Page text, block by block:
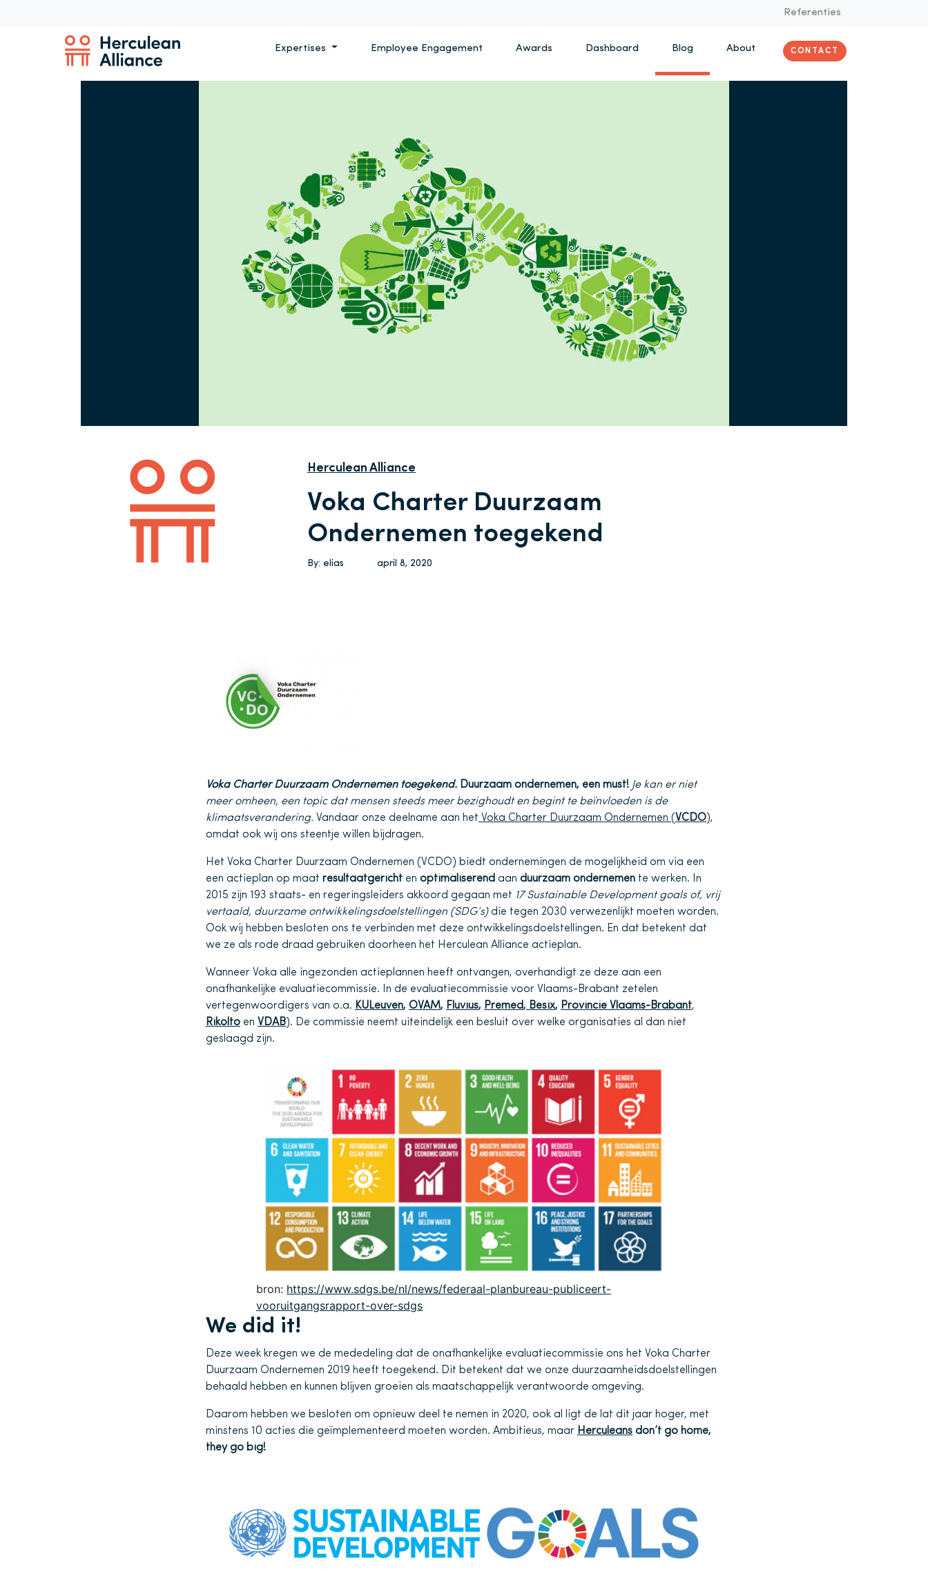
Referenties
Expertises Employee Engagement Awards Dashboard Blog About CONTACT
Herculean Alliance
Voka Charter Duurzaam
Ondernemen toegekend
By: elias april 8, 2020
Voka Charter Duurzaam Ondernemen toegekend. Duurzaam ondernemen, een must! Je kan er niet
meer omheen, een topic dat mensen steeds meer bezighoudt en begint te beïnvloeden is de
klimaatsverandering. Vandaar onze deelname aan het Voka Charter Duurzaam Ondernemen (VCDO),
omdat ook wij ons steentje willen bijdragen.
Het Voka Charter Duurzaam Ondernemen (VCDO) biedt ondernemingen de mogelijkheid om via een
een actieplan op maat resultaatgericht en optimaliserend aan duurzaam ondernemen te werken. In
2015 zijn 193 staats- en regeringsleiders akkoord gegaan met 17 Sustainable Development goals of, vrij
vertaald, duurzame ontwikkelingsdoelstellingen (SDG’s)die tegen 2030 verwezenlijkt moeten worden.
Ook wij hebben besloten ons te verbinden met deze ontwikkelingsdoelstellingen. En dat betekent dat
we ze als rode draad gebruiken doorheen het Herculean Alliance actieplan.
Wanneer Voka alle ingezonden actieplannen heeft ontvangen, overhandigt ze deze aan een
onafhankelijke evaluatiecommissie. In de evaluatiecommissie voor Vlaams-Brabant zetelen
vertegenwoordigers van o.a. KULeuven, OVAM, Fluvius, Premed, Besix, Provincie Vlaams-Brabant,
Rikolto en VDAB). De commissie neemt uiteindelijk een besluit over welke organisaties al dan niet
geslaagd zijn.
bron: https://www.sdgs.be/nl/news/federaal-planbureau-publiceert-
vooruitgangsrapport-over-sdgs
We did it!
Deze week kregen we de mededeling dat de onafhankelijke evaluatiecommissie ons het Voka Charter
Duurzaam Ondernemen 2019 heeft toegekend. Dit betekent dat we onze duurzaamheidsdoelstellingen
behaald hebben en kunnen blijven groeien als maatschappelijk verantwoorde omgeving.
Daarom hebben we besloten om opnieuw deel te nemen in 2020, ook al ligt de lat dit jaar hoger, met
minstens 10 acties die geïmplementeerd moeten worden. Ambitieus, maar Herculeans don’t go home,
they go big!